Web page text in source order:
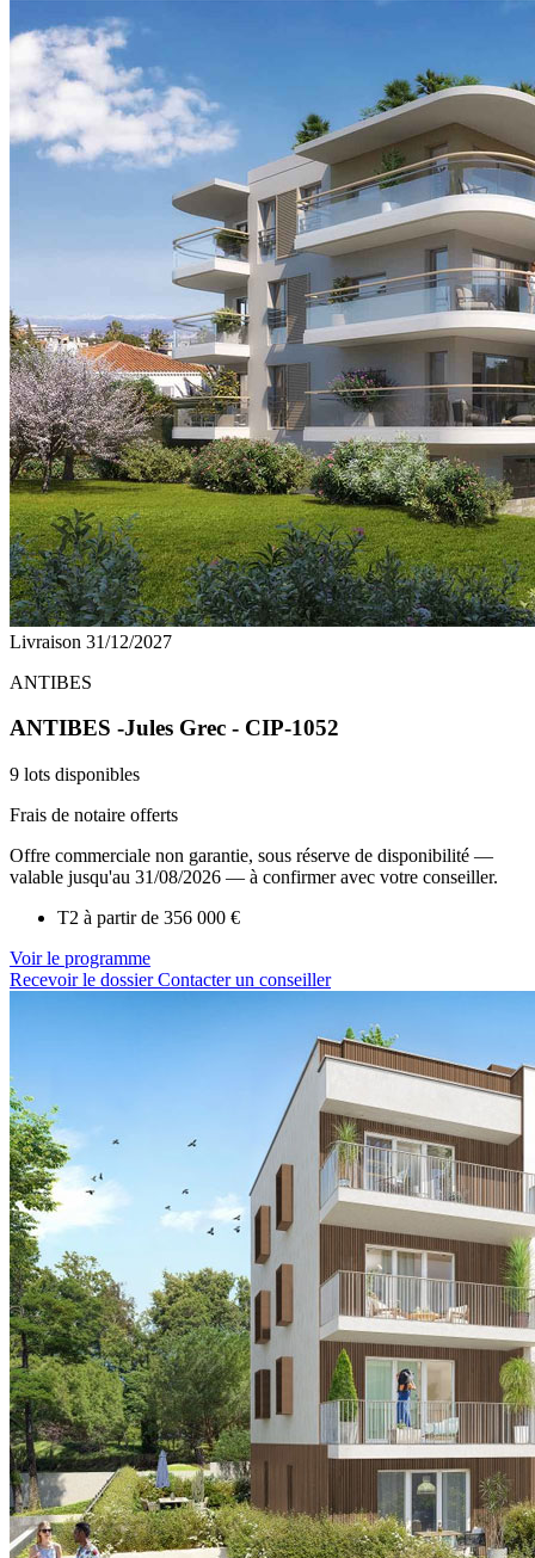
Livraison 31/12/2027
ANTIBES
ANTIBES -Jules Grec - CIP-1052
9 lots disponibles
Frais de notaire offerts
Offre commerciale non garantie, sous réserve de disponibilité —
valable jusqu'au 31/08/2026 — à confirmer avec votre conseiller.
T2 à partir de 356 000 €
Voir le programme
Recevoir le dossierContacter un conseiller